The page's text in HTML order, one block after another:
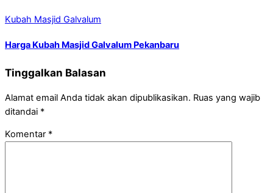
Kubah Masjid Galvalum
Harga Kubah Masjid Galvalum Pekanbaru
Tinggalkan Balasan
Alamat email Anda tidak akan dipublikasikan. Ruas yang wajib
ditandai *
Komentar *